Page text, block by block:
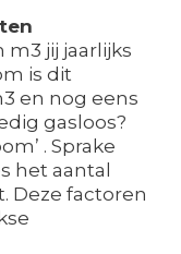
m3 jij jaarlijks
is dit
en nog eens
gasloos?
. Sprake
het aantal
Deze factoren